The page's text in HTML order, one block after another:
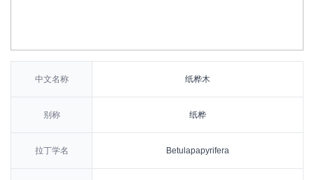
中文名称 纸桦木
别称 纸桦
拉丁学名 Betulapapyrifera